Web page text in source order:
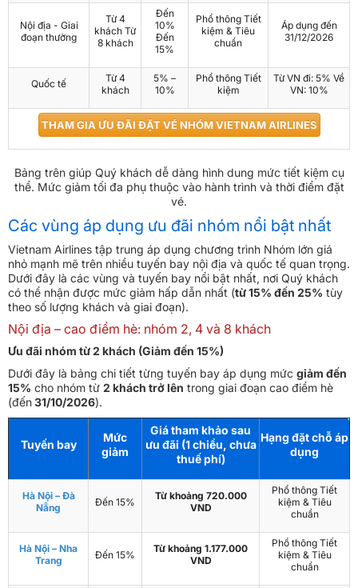
Nội địa - Giai
đoạn thường
Từ 4
khách Từ
8 khách
Đến
10%
Đến
15%
Phổ thông Tiết
kiệm & Tiêu
chuẩn
Áp dụng đến
31/12/2026
Quốc tế
Từ 4
khách
5% –
10%
Phổ thông Tiết
kiệm
Từ VN đi: 5% Về
VN: 10%
​THAM GIA ƯU ĐÃI ĐẶT VÉ NHÓM VIETNAM AIRLINES
Bảng trên giúp Quý khách dễ dàng hình dung mức tiết kiệm cụ
thể. Mức giảm tối đa phụ thuộc vào hành trình và thời điểm đặt
vé.
Các vùng áp dụng ưu đãi nhóm nổi bật nhất
Vietnam Airlines tập trung áp dụng chương trình Nhóm lớn giá
nhỏ mạnh mẽ trên nhiều tuyến bay nội địa và quốc tế quan trọng.
Dưới đây là các vùng và tuyến bay nổi bật nhất, nơi Quý khách
có thể nhận được mức giảm hấp dẫn nhất (từ 15% đến 25% tùy
theo số lượng khách và giai đoạn).
Nội địa – cao điểm hè: nhóm 2, 4 và 8 khách
Ưu đãi nhóm từ 2 khách (Giảm đến 15%)
Dưới đây là bảng chi tiết từng tuyến bay áp dụng mức giảm đến
15% cho nhóm từ 2 khách trở lên trong giai đoạn cao điểm hè
(đến31/10/2026).
Tuyến bay
Mức
giảm
Giá tham khảo sau
ưu đãi (1 chiều, chưa
thuế phí)
Hạng đặt chỗ áp
dụng
Hà Nội – Đà
Nẵng
Đến 15%
Từ khoảng 720.000
VND
Phổ thông Tiết
kiệm & Tiêu
chuẩn
Hà Nội – Nha
Trang
Đến 15%
Từ khoảng 1.177.000
VND
Phổ thông Tiết
kiệm & Tiêu
chuẩn